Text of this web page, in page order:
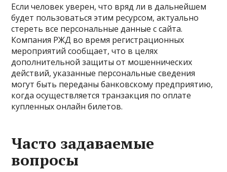
Если человек уверен, что вряд ли в дальнейшем
будет пользоваться этим ресурсом, актуально
стереть все персональные данные с сайта.
Компания РЖД во время регистрационных
мероприятий сообщает, что в целях
дополнительной защиты от мошеннических
действий, указанные персональные сведения
могут быть переданы банковскому предприятию,
когда осуществляется транзакция по оплате
купленных онлайн билетов.
Часто задаваемые
вопросы